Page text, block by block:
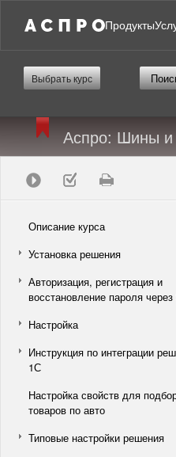
Продукты
Выбрать курс
Аспро: Шины и
Описание курса
Установка решения
Авторизация, регистрация и
восстановление пароля
Настройка
Инструкция по интеграции
1С
Настройка свойств для
товаров по авто
Типовые настройки решения